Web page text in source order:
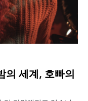
의 세계, 호빠의